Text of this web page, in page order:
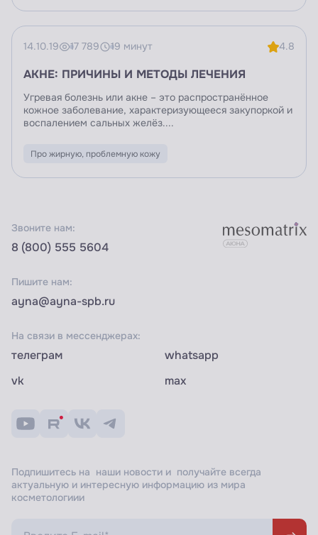
14.10.19 17 789 19 минут 4.8
АКНЕ: ПРИЧИНЫ И МЕТОДЫ ЛЕЧЕНИЯ
Угревая болезнь или акне – это распространённое
кожное заболевание, характеризующееся закупоркой и
воспалением сальных желёз....
Про жирную, проблемную кожу
Звоните нам:
8 (800) 555 5604
Пишите нам:
ayna@ayna-spb.ru
На связи в мессенджерах:
телеграм
whatsapp
vk
max
Подпишитесь на наши новости и получайте всегда
актуальную и интересную информацию из мира
косметологиии